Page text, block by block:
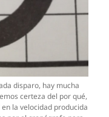
disparo, hay mucha
certeza del por qué,
la velocidad producida